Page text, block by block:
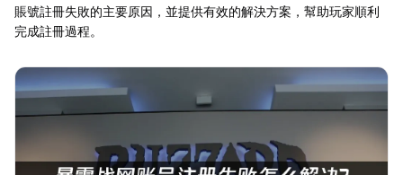
賬號註冊失敗的主要原因，並提供有效的解決方案，幫助玩家順利
完成註冊過程。